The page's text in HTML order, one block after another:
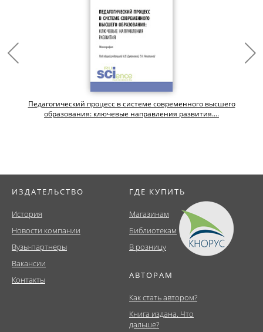
Педагогический процесс в системе современного высшего
образования: ключевые направления развития....
ИЗДАТЕЛЬСТВО
История
Новости компании
Вузы-партнеры
Вакансии
Контакты
ГДЕ КУПИТЬ
Магазинам
Библиотекам
В розницу
АВТОРАМ
Как стать автором?
Книга издана. Что
дальше?